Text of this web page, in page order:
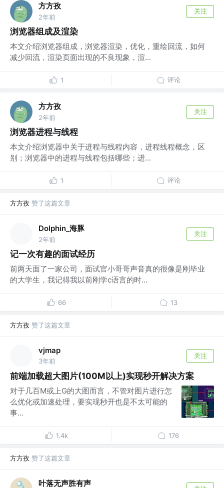
方方孜
2年前
关注
浏览器组成及渲染
本文介绍浏览器组成，浏览器渲染，优化，重绘回流，如何
减少回流，渲染页面出现的不良现象，渲...
1 评论
方方孜
2年前
关注
浏览器进程与线程
本文介绍浏览器中关于进程与线程内容，进程线程概念，区
别；浏览器中的进程与线程包括哪些；进...
1 评论
方方孜 赞了这篇文章
Dolphin_海豚
2年前
关注
记一次有趣的面试经历
前两天面了一家公司，面试官小哥哥声音真的很像是刚毕业
的大学生，我记得我以前刚学c语言的时...
66 13
方方孜 赞了这篇文章
vjmap
3年前
关注
前端加载超大图片(100M以上)实现秒开解决方案
对于几百M或上G的大图而言，不管对图片进行怎
么优化或加速处理，要实现秒开也是不太可能的
事...
1.4k 176
方方孜 赞了这篇文章
叶落无声胜有声